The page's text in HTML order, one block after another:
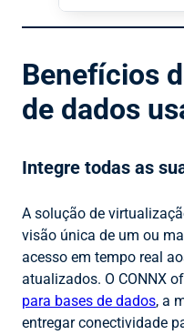
Benefícios
de dados
Integre todas as
A solução de
visão única de um ou
acesso em tempo real
atualizados. O CONNX
para bases de dados, a
entregar conectividade